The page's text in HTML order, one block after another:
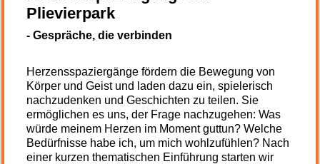
Plievierpark
- Gespräche, die verbinden
Herzensspaziergänge fördern die Bewegung von
Körper und Geist und laden dazu ein, spielerisch
nachzudenken und Geschichten zu teilen. Sie
ermöglichen es uns, der Frage nachzugehen: Was
würde meinem Herzen im Moment guttun? Welche
Bedürfnisse habe ich, um mich wohlzufühlen? Nach
einer kurzen thematischen Einführung starten wir